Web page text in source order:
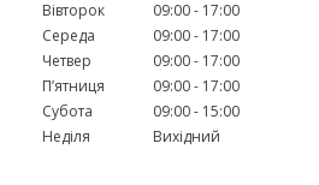
Вівторок
09:00
17:00
Середа
09:00
17:00
Четвер
09:00
17:00
Пʼятниця
09:00
17:00
Субота
09:00
15:00
Неділя
Вихідний